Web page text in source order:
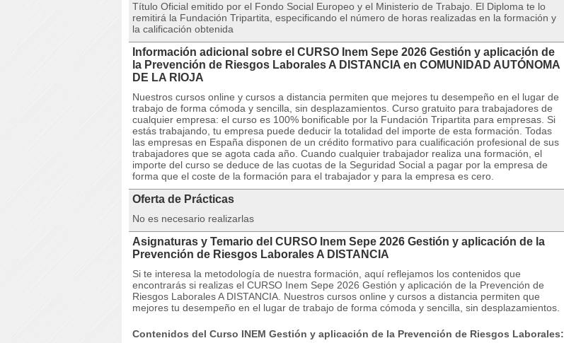
Título Oficial emitido por el Fondo Social Europeo y el Ministerio de Trabajo. El Diploma te lo
remitirá la Fundación Tripartita, especificando el número de horas realizadas en la formación y
la calificación obtenida
Información adicional sobre el CURSO Inem Sepe 2026 Gestión y aplicación de
la Prevención de Riesgos Laborales A DISTANCIA en COMUNIDAD AUTÓNOMA
DE LA RIOJA
Nuestros cursos online y cursos a distancia permiten que mejores tu desempeño en el lugar de
trabajo de forma cómoda y sencilla, sin desplazamientos. Curso gratuito para trabajadores de
cualquier empresa: el curso es 100% bonificable por la Fundación Tripartita para empresas. Si
estás trabajando, tu empresa puede deducir la totalidad del importe de esta formación. Todas
las empresas en España disponen de un crédito formativo para cualificación profesional de sus
trabajadores que se agota cada año. Cuando cualquier trabajador realiza una formación, el
importe del curso se deduce de las cuotas de la Seguridad Social a pagar por la empresa de
forma que el coste de la formación para el trabajador y para la empresa es cero.
Oferta de Prácticas
No es necesario realizarlas
Asignaturas y Temario del CURSO Inem Sepe 2026 Gestión y aplicación de la
Prevención de Riesgos Laborales A DISTANCIA
Si te interesa la metodología de nuestra formación, aquí reflejamos los contenidos que
encontrarás si realizas el CURSO Inem Sepe 2026 Gestión y aplicación de la Prevención de
Riesgos Laborales A DISTANCIA. Nuestros cursos online y cursos a distancia permiten que
mejores tu desempeño en el lugar de trabajo de forma cómoda y sencilla, sin desplazamientos.
Contenidos del Curso INEM Gestión y aplicación de la Prevención de Riesgos Laborales: